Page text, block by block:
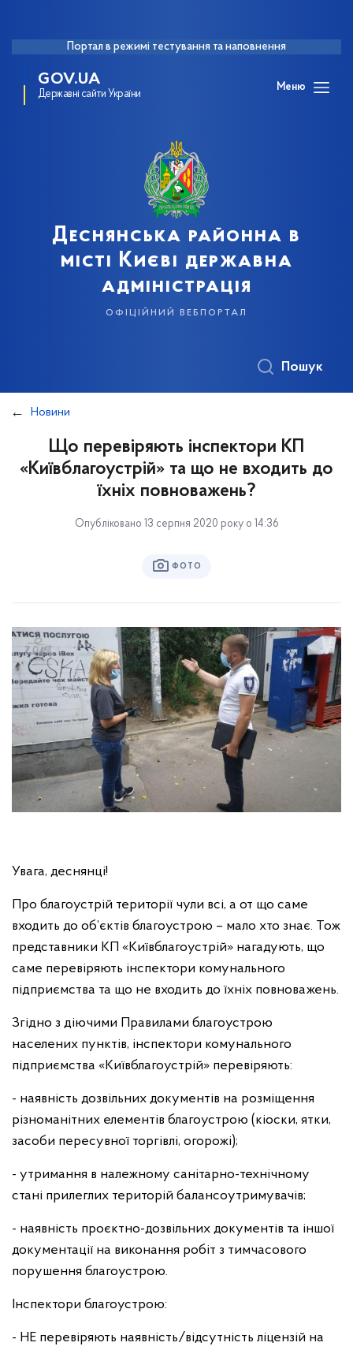
Портал в режимі тестування та наповнення
GOV.UA
Державні сайти України
Меню
Деснянська районна в
місті Києві державна
адміністрація
офіційний вебпортал
Пошук
Новини
Що перевіряють інспектори КП
«Київблагоустрій» та що не входить до
їхніх повноважень?
Опубліковано 13 серпня 2020 року о 14:36
ФОТО
Увага, деснянці!
Про благоустрій території чули всі, а от що саме
входить до об’єктів благоустрою – мало хто знає. Тож
представники КП «Київблагоустрій» нагадують, що
саме перевіряють інспектори комунального
підприємства та що не входить до їхніх повноважень.
Згідно з діючими Правилами благоустрою
населених пунктів, інспектори комунального
підприємства «Київблагоустрій» перевіряють:
- наявність дозвільних документів на розміщення
різноманітних елементів благоустрою (кіоски, ятки,
засоби пересувної торгівлі, огорожі);
- утримання в належному санітарно-технічному
стані прилеглих територій балансоутримувачів;
- наявність проєктно-дозвільних документів та іншої
документації на виконання робіт з тимчасового
порушення благоустрою.
Інспектори благоустрою:
- НЕ перевіряють наявність/відсутність ліцензій на